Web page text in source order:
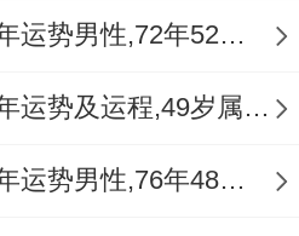
，燥气有所缓与，此月
年长女性或同事协助，
或新的合作邀约，但合
1972年属鼠人2024年运势男性,72年52岁属鼠男2024年每月运程怎么样
1975年属兔女2024年运势及运程,49岁属兔人2024全年每月运势女性如何
1976年属龙人2024年运势男性,76年48岁属龙男2024年每月运程怎么样